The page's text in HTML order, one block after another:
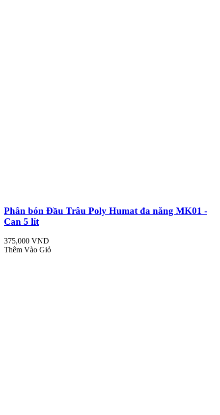
Phân bón Đầu Trâu Poly Humat đa năng MK01 -
Can 5 lít
375,000 VND
Thêm Vào Giỏ